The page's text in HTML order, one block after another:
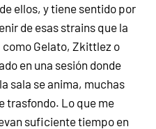
ellos, y tiene sentido por
de esas strains que la
como Gelato, Zkittlez o
en una sesión donde
sala se anima, muchas
trasfondo. Lo que me
suficiente tiempo en